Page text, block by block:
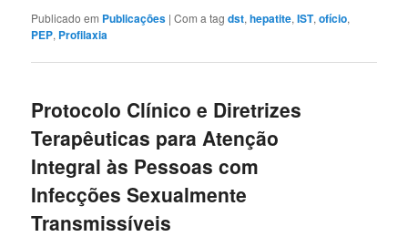
Publicado em Publicações |Com a tagdst,hepatite,IST,ofício,
PEP, Profilaxia
Protocolo Clínico e Diretrizes
Terapêuticas para Atenção
Integral às Pessoas com
Infecções Sexualmente
Transmissíveis